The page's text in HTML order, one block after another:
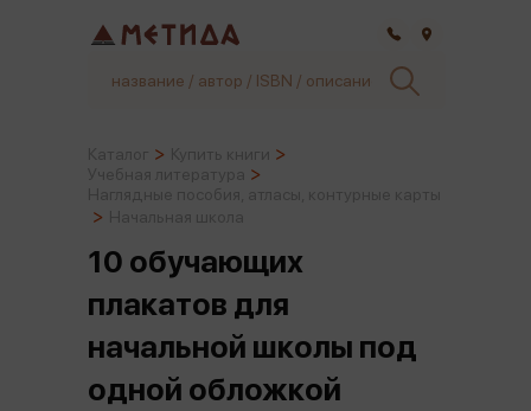
10 обучающих
плакатов для
начальной школы под
одной обложкой